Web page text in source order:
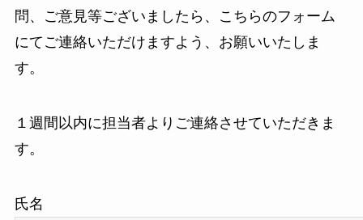
問、ご意見等ございましたら、こちらのフォーム
にてご連絡いただけますよう、お願いいたしま
す。
１週間以内に担当者よりご連絡させていただきま
す。
氏名